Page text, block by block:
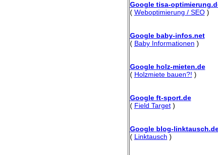
Google tisa-
( Weboptimierung / SEO)
Google baby-infos.net
( Baby Informationen )
Google holz-mieten.de
( Holzmiete bauen?! )
Google ft-sport.de
( Field Target)
Google blog-
( Linktausch )